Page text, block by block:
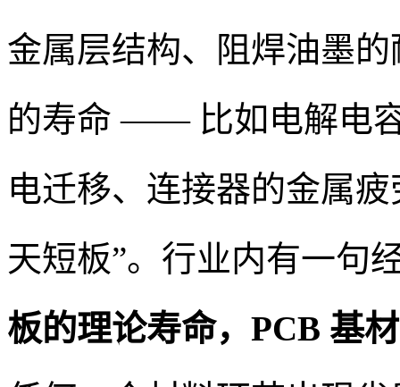
金属层结构、阻焊油墨
的寿命 —— 比如电解电
电迁移、连接器的金属
天短板”。行业内有一句
板的理论寿命，PCB 基